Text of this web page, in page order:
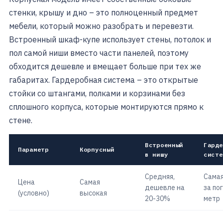
стенки, крышу и дно – это полноценный предмет
мебели, который можно разобрать и перевезти.
Встроенный шкаф-купе использует стены, потолок и
пол самой ниши вместо части панелей, поэтому
обходится дешевле и вмещает больше при тех же
габаритах. Гардеробная система – это открытые
стойки со штангами, полками и корзинами без
сплошного корпуса, которые монтируются прямо к
стене.
Параметр Корпусный
Встроенный
в нишу
Цена
(условно)
Самая
высокая
Средняя,
дешевле на
20-30%
за
метр